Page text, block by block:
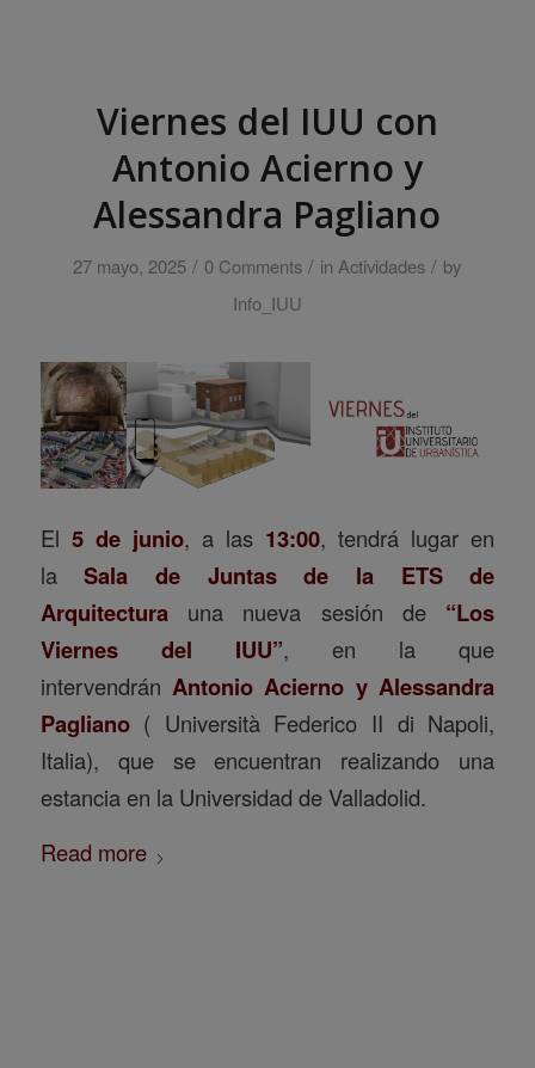
Viernes del IUU con
Antonio Acierno y
Alessandra Pagliano
27 mayo, 2025 / 0 Comments / inActividades / by
Info_IUU
El 5 de junio, a las 13:00, tendrá lugar en
laSala de Juntas de la ETS de
Arquitectura una nueva sesión de “Los
Viernes del IUU”, en la que
intervendrán Antonio Acierno y Alessandra
Pagliano( Università Federico II di Napoli,
Italia), que se encuentran realizando una
estancia en la Universidad de Valladolid.
Read more